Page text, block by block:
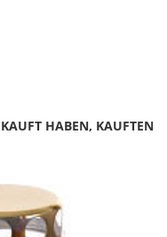
HABEN, KAUFTEN